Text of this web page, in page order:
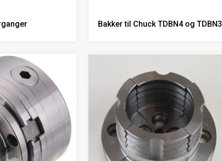
Bakker til Chuck TDBN4 og TDBN3